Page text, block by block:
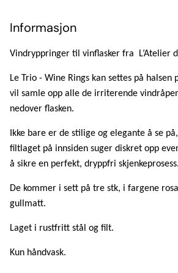
Informasjon
Vindryppringer til vinflasker fra L’Atelier
Le Trio - Wine Rings kan settes på halsen
vil samle opp alle de irriterende
nedover flasken.
Ikke bare er de stilige og elegante å se
filtlaget på innsiden suger diskret opp
å sikre en perfekt, dryppfri skjenkeprosess.
De kommer i sett på tre stk, i fargene
gullmatt.
Laget i rustfritt stål og filt.
Kun håndvask.